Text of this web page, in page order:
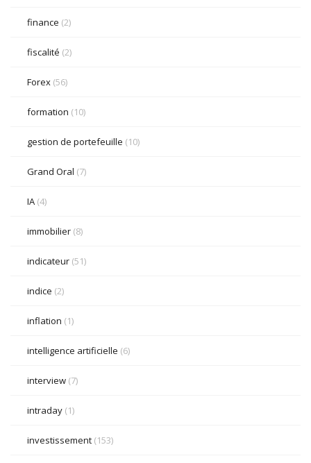
finance (2)
fiscalité (2)
Forex (56)
formation (10)
gestion de portefeuille (10)
Grand Oral (7)
IA (4)
immobilier (8)
indicateur (51)
indice (2)
inflation (1)
intelligence artificielle (6)
interview (7)
intraday (1)
investissement (153)